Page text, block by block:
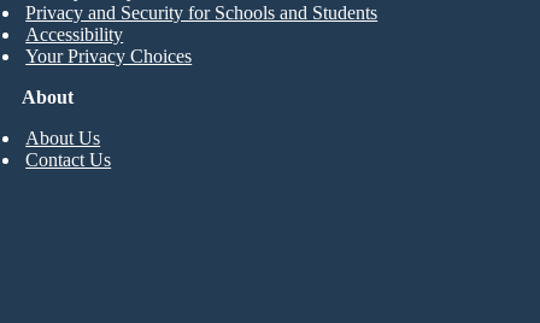
About
About Us
Contact Us
Privacy and Security for Schools and Students
Accessibility
Your Privacy Choices